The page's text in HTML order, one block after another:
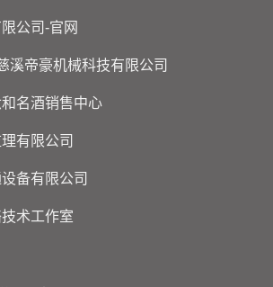
公司-官网
溪帝豪机械科技有限公司
名酒销售中心
有限公司
备有限公司
术工作室